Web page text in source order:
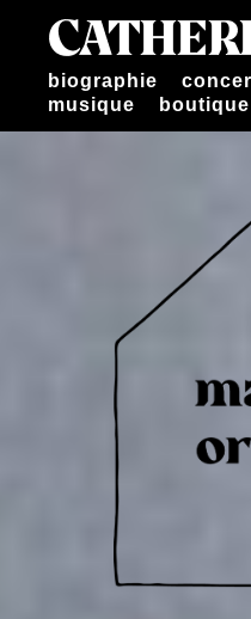
biographie
musique
boutique